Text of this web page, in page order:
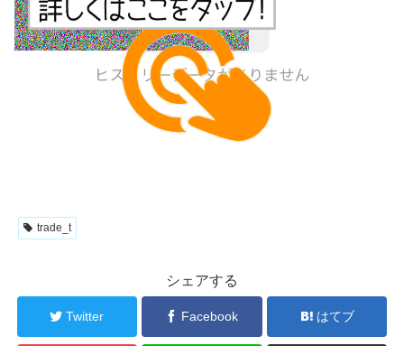
trade_t
シェアする
Twitter Facebook はてブ